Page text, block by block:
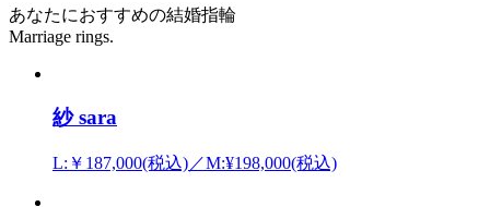
あなたにおすすめの結婚指輪
Marriage rings.
紗 sara
L:￥187,000(税込)／M:¥198,000(税込)